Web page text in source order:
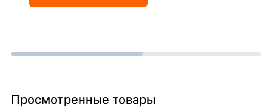
Просмотренные товары